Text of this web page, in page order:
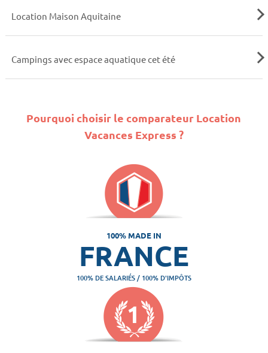
Location Maison Aquitaine
Campings avec espace aquatique cet été
Pourquoi choisir le comparateur Location
Vacances Express ?
100% MADE IN
FRANCE
100% DE SALARIÉS / 100% D'IMPÔTS